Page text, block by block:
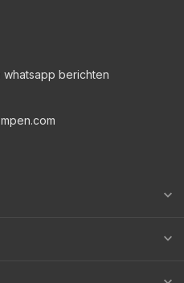
berichten